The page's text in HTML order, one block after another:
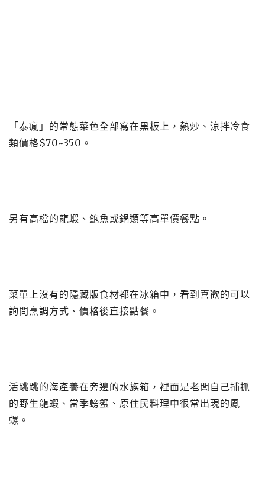
「泰瘋」的常態菜色全部寫在黑板上，熱炒、涼拌冷食
類價格$70~350。
另有高檔的龍蝦、鮑魚或鍋類等高單價餐點。
菜單上沒有的隱藏版食材都在冰箱中，看到喜歡的可以
詢問烹調方式、價格後直接點餐。
活跳跳的海產養在旁邊的水族箱，裡面是老闆自己捕抓
的野生龍蝦、當季螃蟹、原住民料理中很常出現的鳳
螺。